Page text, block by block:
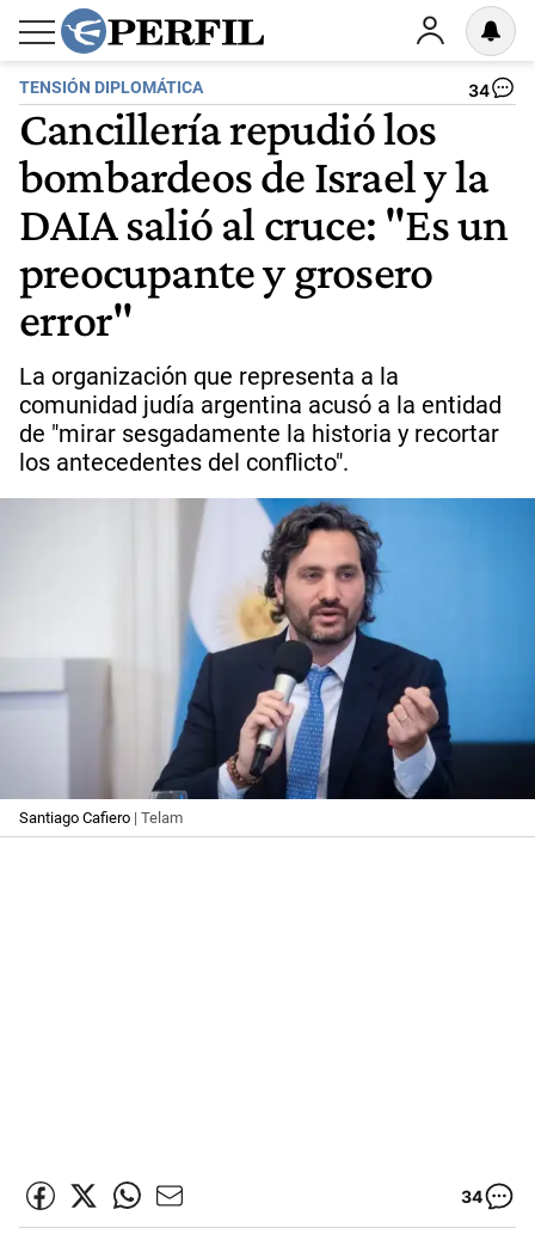
TENSIÓN DIPLOMÁTICA 34
Cancillería repudió los
bombardeos de Israel y la
DAIA salió al cruce: "Es un
preocupante y grosero
error"
La organización que representa a la
comunidad judía argentina acusó a la entidad
de "mirar sesgadamente la historia y recortar
los antecedentes del conflicto".
Santiago Cafiero | Telam
34